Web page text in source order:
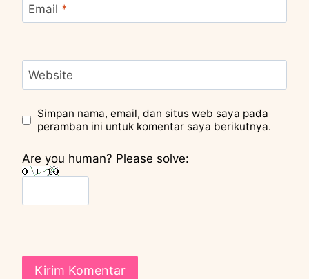
Email *
Website
Simpan nama, email, dan situs web saya pada
peramban ini untuk komentar saya berikutnya.
Are you human? Please solve: